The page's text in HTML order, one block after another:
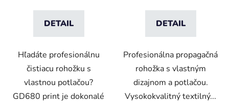
DETAIL
Hľadáte profesionálnu
čistiacu rohožku s
vlastnou potlačou?
GD680 print je dokonalé
DETAIL
Profesionálna propagačná
rohožka s vlastným
dizajnom a potlačou.
Vysokokvalitný textilný...